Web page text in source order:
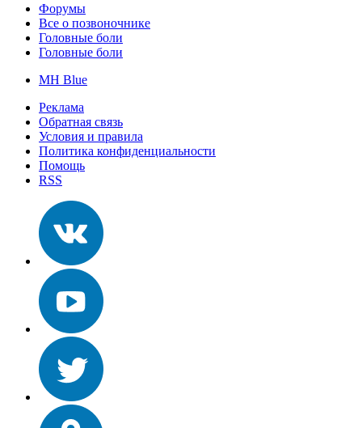
Форумы
Все о позвоночнике
Головные боли
Головные боли
MH Blue
Реклама
Обратная связь
Условия и правила
Политика конфиденциальности
Помощь
RSS